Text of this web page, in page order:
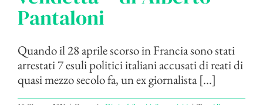
Pantaloni
Quando il 28 aprile scorso in Francia sono stati
arrestati 7 esuli politici italiani accusati di reati di
quasi mezzo secolo fa, un ex giornalista [...]